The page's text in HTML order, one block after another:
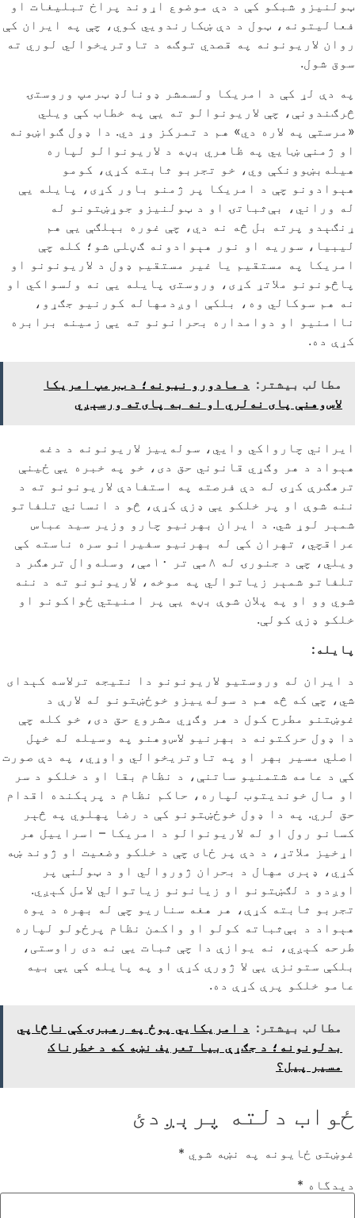
ټولنیزو شبکو کې د دې موضوع اړوند پراخ تبلیغات او
فعالیتونه، ټول د دې ښکارندویي کوي، چې په ایران کې
روان لاریونونه په قصدي توګه د تاوتریخوالي لوري ته
سوق شول.
په دې لړ کې د امریکا ولسمشر ډونالډ ټرمپ وروستۍ
څرګندونې، چې لاریونوالو ته یې په خطاب کې ویلي
«مرستې په لاره دي» هم د تمرکز وړ دي. دا ډول ګواښونه
او ژمنې ښايي په ظاهري بڼه د لاریونوالو لپاره
هیله‌بښوونکې وي، خو تجربو ثابته کړې، کومو
هېوادونو چې د امریکا پر ژمنو باور کړی، پایله یې
له وراني، بې‌ثباتۍ او د ټولنیزو جوړښتونو له
ړنګېدو پرته بل څه نه دي، چې غوره بېلګې یې هم
لیبیا، سوریه او نور هېوادونه ګڼلی شو؛ کله چې
امریکا په مستقیم یا غیر مستقیم ډول د لاریونونو او
پاڅونونو ملاتړ کړی، وروستۍ پایله یې نه ولسواکي او
نه هم سوکالي وه، بلکې اوږدمهاله کورنیو جګړو،
ناامنیو او دوامداره بحرانونو ته یې زمینه برابره
کړې ده.
مطالب بیشتر: د مادورو نیونه؛ د ټرمپ امریکا
لاس‌وهنې پای نه‌لري او نه به پای‌ته ورسېږي
ایراني چارواکي وایي، سوله‌ییز لاریونونه د دغه
هېواد د هر وګړي قانوني حق دی، خو په خبره یې ځینې
ترهګرې کړۍ له دې فرصته په استفادې لاریونونو ته د
ننه شوې او پر خلکو یې ډزې کړې، څو د انساني تلفاتو
شمېر لوړ شي. د ایران بهرنیو چارو وزیر سید عباس
عراقچي، تهران کې له بهرنیو سفیرانو سره ناسته کې
ویلي، چې د جنورۍ له ۸مې تر ۱۰مې، وسله‌وال ترهګر د
تلفاتو شمېر زیاتوالي په موخه، لاریونونو ته د ننه
شوي وو او په پلان شوې بڼه یې پر امنیتي ځواکونو او
خلکو ډزې کولې.
پایله:
د ایران له وروستیو لاریونونو دا نتیجه ترلاسه کېدای
شي، چې که څه هم د سوله‌ییزو خوځښتونو له لارې د
غوښتنو مطرح کول د هر وګړي مشروع حق دی، خو کله چې
دا ډول حرکتونه د بهرنیو لاس‌وهنو په وسیله له خپل
اصلي مسیر بهر او په تاوتریخوالي واوړي، په دې صورت
کې د عامه شتمنیو ساتنې، د نظام بقا او د خلکو د سر
او مال خوندیتوب لپاره، حاکم نظام د پرېکنده اقدام
حق لري. په دا ډول خوځښتونو کې د رضا پهلوي په څېر
کسانو رول او له لاریونوالو د امریکا – اسراییل هر
اړخیز ملاتړ، د دې پر ځای چې د خلکو وضعیت او ژوند ښه
کړي، ډېری مهال د بحران ژوروالي او د ټولنې پر
اوږدو د لګښتونو او زیانونو زیاتوالي لامل کېږي.
تجربو ثابته کړې، هر هغه سناریو چې له بهره د یوه
هېواد د بې‌ثباته کولو او واکمن نظام پرځولو لپاره
طرحه کېږي، نه یوازې دا چې ثبات یې نه دی راوستی،
بلکې ستونزې یې لا ژورې کړې او په پایله کې یې بیه
عامو خلکو پرې کړې ده.
مطالب بیشتر: د امریکایي پوځ په رهبرۍ کې ناڅاپي
بدلونونه؛ د جګړې بیا تعریف نښه که د خطرناک
مسیر پیل؟
ځواب دلته پرېږدئ
غوښتى ځایونه په نښه شوي *
دیدگاه *